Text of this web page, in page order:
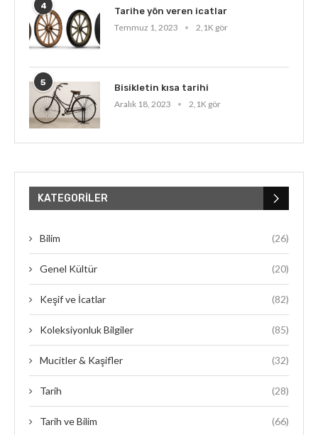
4
Tarihe yön veren icatlar
Temmuz 1, 2023
2,1K gör
5
Bisikletin kısa tarihi
Aralık 18, 2023
2,1K gör
KATEGORILER
Bilim (26)
Genel Kültür (20)
Keşif ve İcatlar (82)
Koleksiyonluk Bilgiler (85)
Mucitler & Kaşifler (32)
Tarih (28)
Tarih ve Bilim (66)